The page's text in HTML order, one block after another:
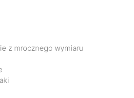
z mrocznego wymiaru